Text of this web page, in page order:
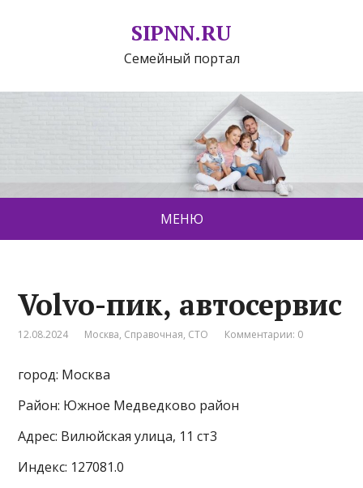
SIPNN.RU
Семейный портал
МЕНЮ
Volvo-пик, автосервис
12.08.2024 Москва, Справочная, СТО Комментарии: 0
город: Москва
Район: Южное Медведково район
Адрес: Вилюйская улица, 11 ст3
Индекс: 127081.0